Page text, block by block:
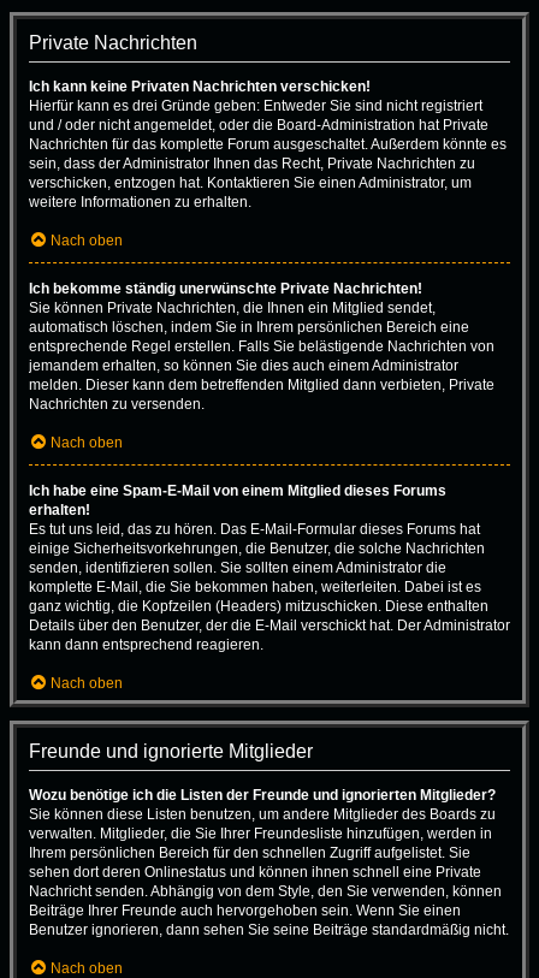
Private Nachrichten
Ich kann keine Privaten Nachrichten verschicken!
Hierfür kann es drei Gründe geben: Entweder Sie sind nicht registriert
und / oder nicht angemeldet, oder die Board-Administration hat Private
Nachrichten für das komplette Forum ausgeschaltet. Außerdem könnte es
sein, dass der Administrator Ihnen das Recht, Private Nachrichten zu
verschicken, entzogen hat. Kontaktieren Sie einen Administrator, um
weitere Informationen zu erhalten.
Nach oben
Ich bekomme ständig unerwünschte Private Nachrichten!
Sie können Private Nachrichten, die Ihnen ein Mitglied sendet,
automatisch löschen, indem Sie in Ihrem persönlichen Bereich eine
entsprechende Regel erstellen. Falls Sie belästigende Nachrichten von
jemandem erhalten, so können Sie dies auch einem Administrator
melden. Dieser kann dem betreffenden Mitglied dann verbieten, Private
Nachrichten zu versenden.
Nach oben
Ich habe eine Spam-E-Mail von einem Mitglied dieses Forums
erhalten!
Es tut uns leid, das zu hören. Das E-Mail-Formular dieses Forums hat
einige Sicherheitsvorkehrungen, die Benutzer, die solche Nachrichten
senden, identifizieren sollen. Sie sollten einem Administrator die
komplette E-Mail, die Sie bekommen haben, weiterleiten. Dabei ist es
ganz wichtig, die Kopfzeilen (Headers) mitzuschicken. Diese enthalten
Details über den Benutzer, der die E-Mail verschickt hat. Der Administrator
kann dann entsprechend reagieren.
Nach oben
Freunde und ignorierte Mitglieder
Wozu benötige ich die Listen der Freunde und ignorierten Mitglieder?
Sie können diese Listen benutzen, um andere Mitglieder des Boards zu
verwalten. Mitglieder, die Sie Ihrer Freundesliste hinzufügen, werden in
Ihrem persönlichen Bereich für den schnellen Zugriff aufgelistet. Sie
sehen dort deren Onlinestatus und können ihnen schnell eine Private
Nachricht senden. Abhängig von dem Style, den Sie verwenden, können
Beiträge Ihrer Freunde auch hervorgehoben sein. Wenn Sie einen
Benutzer ignorieren, dann sehen Sie seine Beiträge standardmäßig nicht.
Nach oben